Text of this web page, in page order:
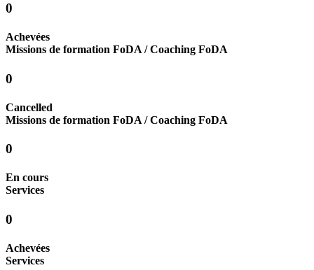
0
Achevées
Missions de formation FoDA / Coaching FoDA
0
Cancelled
Missions de formation FoDA / Coaching FoDA
0
En cours
Services
0
Achevées
Services